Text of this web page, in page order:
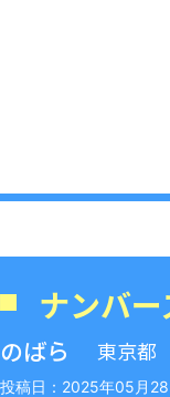
ナンバー
のばら 東京都
2025年05月